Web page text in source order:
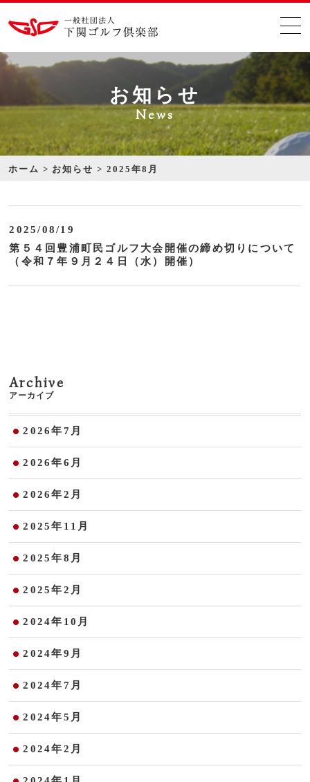
お知らせ
News
ホーム お知らせ 2025年8月
2025/08/19
第５４回豊浦町民ゴルフ大会開催の締め切りについて
（令和７年９月２４日（水）開催）
Archive
アーカイブ
2026年7月
2026年6月
2026年2月
2025年11月
2025年8月
2025年2月
2024年10月
2024年9月
2024年7月
2024年5月
2024年2月